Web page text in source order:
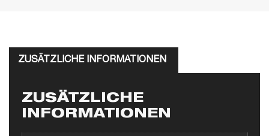
ZUSÄTZLICHE INFORMATIONEN
ZUSÄTZLICHE
INFORMATIONEN